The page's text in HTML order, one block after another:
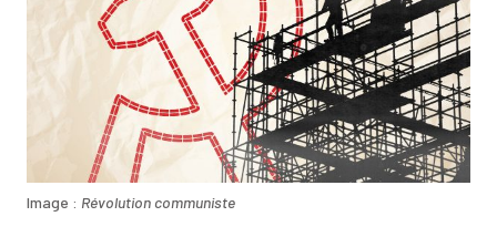
Image : Révolution communiste